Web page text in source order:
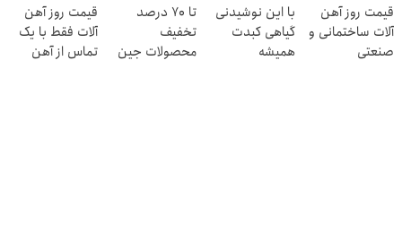
کنی! 👈🏻
پرسش‌نامه
قیمت روز آهن
آلات ساختمانی و
صنعتی
با این نوشیدنی
گیاهی کبدت
همیشه
تا 70 درصد
تخفیف
محصولات جین
قیمت روز آهن
آلات فقط با یک
تماس از آهن